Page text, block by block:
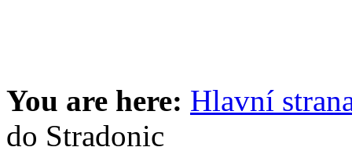
You are here: Hlavní
do Stradonic